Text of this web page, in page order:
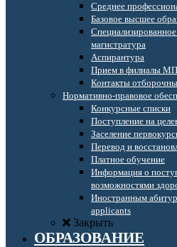
Среднее
Базовое высшее
магистратура
Аспирантура
Прием в филиалы
Контакты
Нормативно-правовое
Конкурсные списки
Поступление на
Заселение
Перевод и
Платное обучение
Информация о
возможностями
Иностранным
applicants
Закрыть
ОБРАЗОВАНИЕ